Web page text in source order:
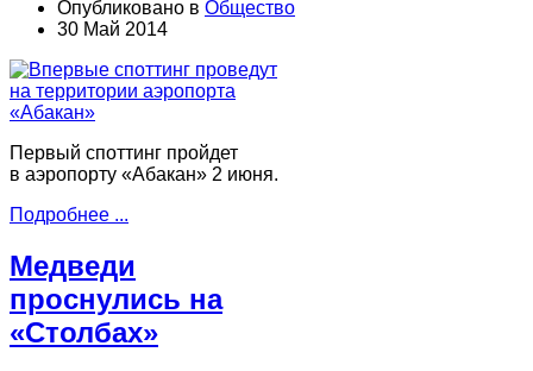
Опубликовано в Общество
30 Май 2014
Первый споттинг пройдет
в аэропорту «Абакан» 2 июня.
Подробнее ...
Медведи
проснулись на
«Столбах»